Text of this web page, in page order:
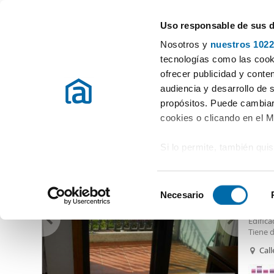
Uso responsable de sus
Nosotros y nuestros
tecnologías como las
ofrecer publicidad y
audiencia y desarrollo de
propósitos. Puede
cookies o clicando en el
Si lo permite, también
Identificar su
Obtenga más
preferencias en la
en la Declaración de
e
Necesario
Elegir distrito
Alquiler pisos Pontevedra Alquiler pisos Vigo Alquiler
Alquiler pisos Garcia Barbon Vigo (4 viviendas)
Tiene